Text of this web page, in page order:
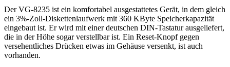
Der VG-8235 ist ein komfortabel ausgestattetes Gerät, in dem gleich
ein 3%-Zoll-Diskettenlaufwerk mit 360 KByte Speicherkapazität
eingebaut ist. Er wird mit einer deutschen DIN-Tastatur ausgeliefert,
die in der Höhe sogar verstellbar ist. Ein Reset-Knopf gegen
versehentliches Drücken etwas im Gehäuse versenkt, ist auch
vorhanden.